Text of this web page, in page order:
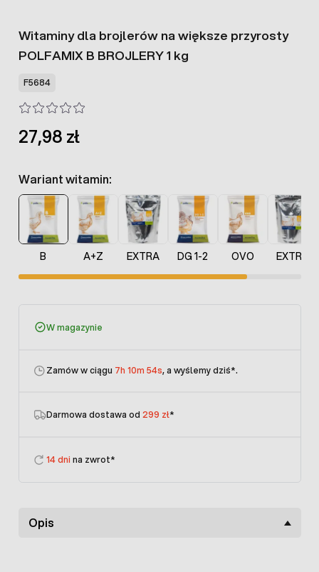
Witaminy dla brojlerów na większe przyrosty
POLFAMIX B BROJLERY 1 kg
F5684
27,98 zł
Wariant witamin:
B A+Z EXTRA DG 1-2 OVO EXTRA
W magazynie
Zamów w ciągu 7h 10m 54s, a wyślemy dziś*.
Darmowa dostawa od 299 zł*
14 dni na zwrot*
Opis